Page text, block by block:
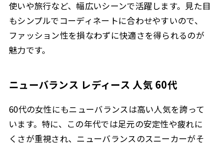
使いや旅行など、幅広いシーンで活躍します。見た目
もシンプルでコーディネートに合わせやすいので、
ファッション性を損なわずに快適さを得られるのが
魅力です。
ニューバランス レディース 人気 60代
60代の女性にもニューバランスは高い人気を誇って
います。特に、この年代では足元の安定性や疲れに
くさが重視され、ニューバランスのスニーカーがそ